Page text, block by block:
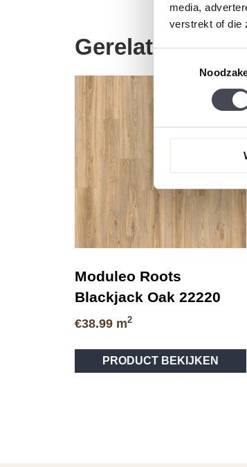
media,
verstrekt of die
Gerelateerde
Moduleo Roots
Blackjack Oak 22220
€38.99m2
PRODUCT BEKIJKEN